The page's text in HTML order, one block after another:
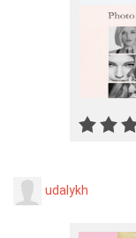
udalykh